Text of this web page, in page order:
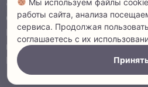
Мы используем файлы
работы сайта, анализа
сервиса. Продолжая
соглашаетесь с их
© 2026 Mr-
Obivka.
Ремонт
мебели в
Москве.
Без
выходных
с 9.00 до